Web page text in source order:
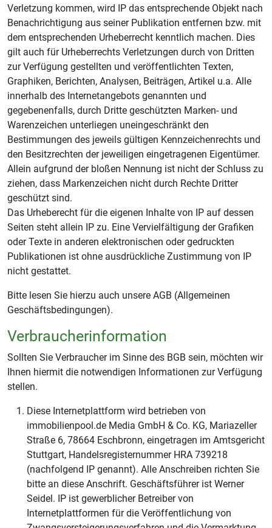
Verletzung kommen, wird IP das entsprechende Objekt nach
Benachrichtigung aus seiner Publikation entfernen bzw. mit
dem entsprechenden Urheberrecht kenntlich machen. Dies
gilt auch für Urheberrechts Verletzungen durch von Dritten
zur Verfügung gestellten und veröffentlichten Texten,
Graphiken, Berichten, Analysen, Beiträgen, Artikel u.a. Alle
innerhalb des Internetangebots genannten und
gegebenenfalls, durch Dritte geschützten Marken- und
Warenzeichen unterliegen uneingeschränkt den
Bestimmungen des jeweils gültigen Kennzeichenrechts und
den Besitzrechten der jeweiligen eingetragenen Eigentümer.
Allein aufgrund der bloßen Nennung ist nicht der Schluss zu
ziehen, dass Markenzeichen nicht durch Rechte Dritter
geschützt sind.
Das Urheberecht für die eigenen Inhalte von IP auf dessen
Seiten steht allein IP zu. Eine Vervielfältigung der Grafiken
oder Texte in anderen elektronischen oder gedruckten
Publikationen ist ohne ausdrückliche Zustimmung von IP
nicht gestattet.
Bitte lesen Sie hierzu auch unsere AGB (Allgemeinen
Geschäftsbedingungen).
Verbraucherinformation
Sollten Sie Verbraucher im Sinne des BGB sein, möchten wir
Ihnen hiermit die notwendigen Informationen zur Verfügung
stellen.
Diese Internetplattform wird betrieben von
immobilienpool.de Media GmbH & Co. KG, Mariazeller
Straße 6, 78664 Eschbronn, eingetragen im Amtsgericht
Stuttgart, Handelsregisternummer HRA 739218
(nachfolgend IP genannt). Alle Anschreiben richten Sie
bitte an diese Anschrift. Geschäftsführer ist Werner
Seidel. IP ist gewerblicher Betreiber von
Internetplattformen für die Veröffentlichung von